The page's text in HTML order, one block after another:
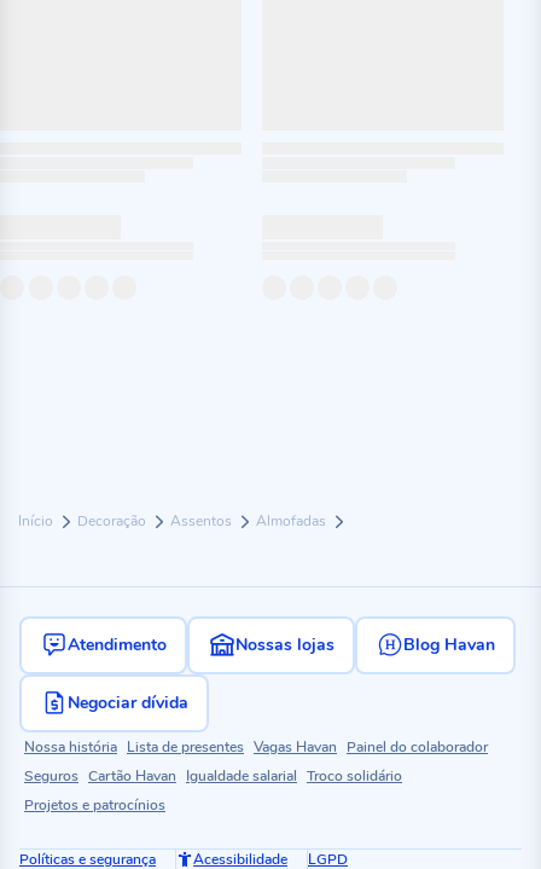
Início Decoração Assentos Almofadas
Atendimento Nossas lojas Blog Havan
Negociar dívida
Nossa história Lista de presentes Vagas Havan
Painel do colaborador
Seguros Cartão Havan Igualdade salarial Troco solidário
Projetos e patrocínios
Políticas e segurança Acessibilidade LGPD